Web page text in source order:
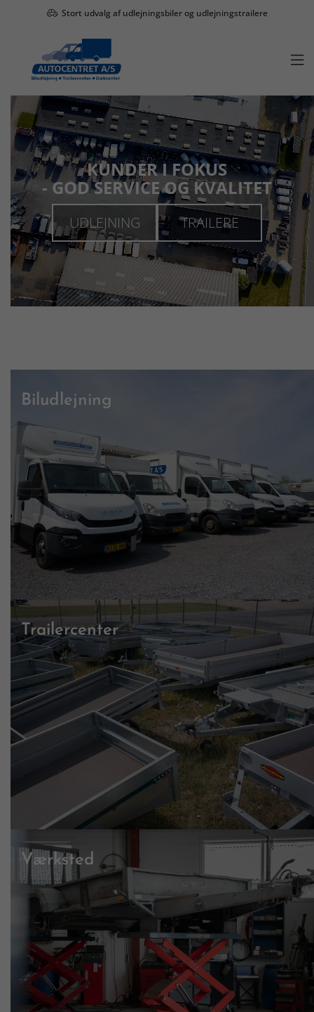
Stort udvalg af udlejningsbiler og udlejningstrailere

KUNDER I FOKUS
- GOD SERVICE OG KVALITET
UDLEJNING TRAILERE
Biludlejning
Trailercenter
Værksted